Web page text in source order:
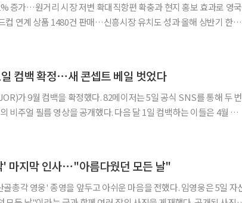
증가…원거리 시장 저변 확대직항편 확충과 현지 홍보 효과로 영국
계 상품 1480건 판매…신흥시장 유치도 성과 올해 상반기 한국
컴백 확정⋯새 콘셉트 베일 벗었다
확정했다. 82메이저는 5일 공식 SNS를 통해 두 번
비주얼 필름 영상을 공개했다. 다음 달 1일 컴백하는 이들은 4월 발
' 마지막 인사⋯"아름다웠던 모든 날"
영웅' 종영을 앞두고 아쉬운 마음을 전했다. 임영웅은 5일 자신